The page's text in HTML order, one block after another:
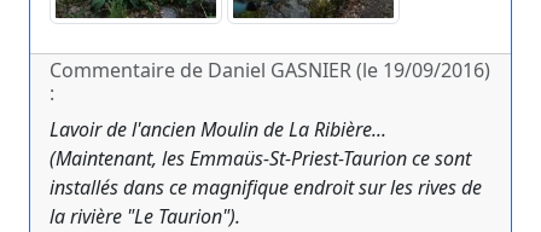
Commentaire de Daniel GASNIER (le 19/09/2016)
:
Lavoir de l'ancien Moulin de La Ribière...
(Maintenant, les Emmaüs-St-Priest-Taurion ce sont
installés dans ce magnifique endroit sur les rives de
la rivière "Le Taurion").